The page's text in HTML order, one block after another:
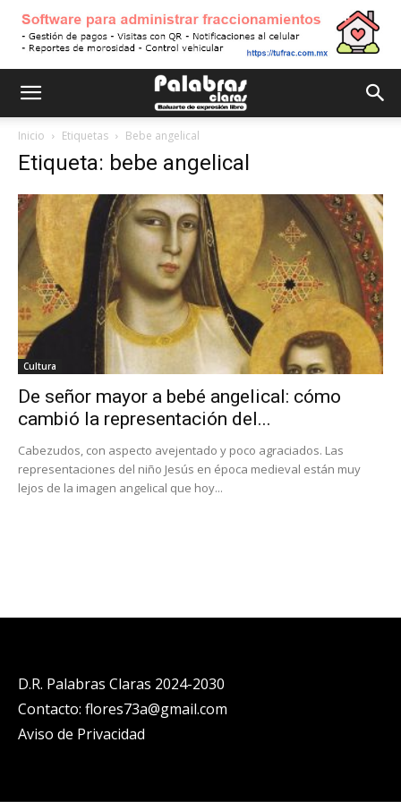
Inicio Etiquetas Bebe angelical
Etiqueta: bebe angelical
Cultura
De señor mayor a bebé angelical: cómo
cambió la representación del...
Cabezudos, con aspecto avejentado y poco agraciados. Las
representaciones del niño Jesús en época medieval están muy
lejos de la imagen angelical que hoy...
D.R. Palabras Claras 2024-2030
Contacto: flores73a@gmail.com
Aviso de Privacidad